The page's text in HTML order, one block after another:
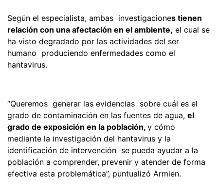
Según el especialista, ambas investigaciones tienen
relación con una afectación en el ambiente, el cual se
ha visto degradado por las actividades del ser
humano produciendo enfermedades como el
hantavirus.
“Queremos generar las evidencias sobre cuál es el
grado de contaminación en las fuentes de agua, el
grado de exposición en la población, y cómo
mediante la investigación del hantavirus y la
identificación de intervención se pueda ayudar a la
población a comprender, prevenir y atender de forma
efectiva esta problemática”, puntualizó Armien.